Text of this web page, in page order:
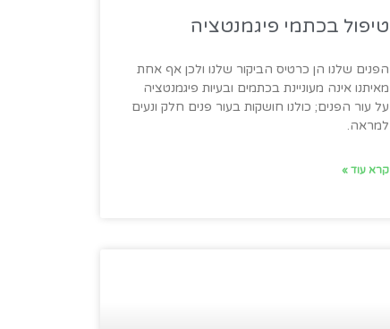
טיפול בכתמי פיגמנטציה
הפנים שלנו הן כרטיס הביקור שלנו ולכן אף אחת
מאיתנו אינה מעוניינת בכתמים ובעיות פיגמנטציה
על עור הפנים; כולנו חושקות בעור פנים חלק ונעים
למראה.
קרא עוד »